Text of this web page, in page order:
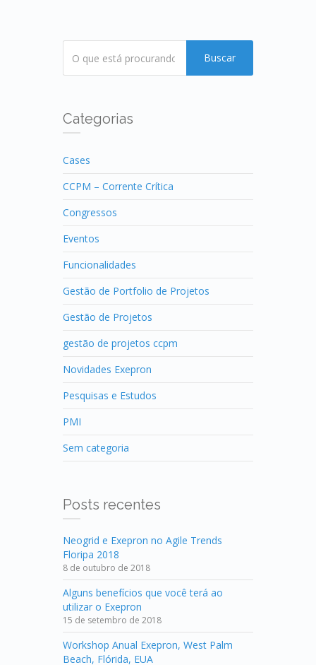
Buscar
Categorias
Cases
CCPM – Corrente Crítica
Congressos
Eventos
Funcionalidades
Gestão de Portfolio de Projetos
Gestão de Projetos
gestão de projetos ccpm
Novidades Exepron
Pesquisas e Estudos
PMI
Sem categoria
Posts recentes
Neogrid e Exepron no Agile Trends
Floripa 2018
8 de outubro de 2018
Alguns benefícios que você terá ao
utilizar o Exepron
15 de setembro de 2018
Workshop Anual Exepron, West Palm
Beach, Flórida, EUA